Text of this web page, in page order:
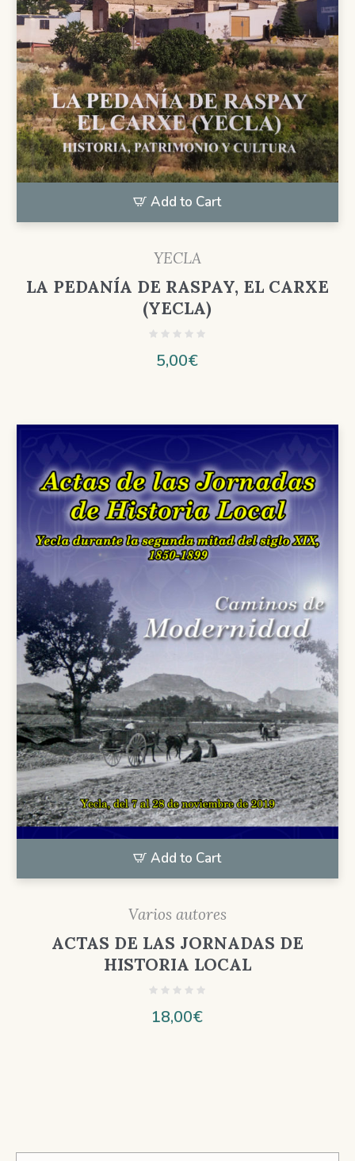
Add to Cart
YECLA
LA PEDANÍA DE RASPAY, EL CARXE
(YECLA)
5,00€
Add to Cart
Varios autores
ACTAS DE LAS JORNADAS DE
HISTORIA LOCAL
18,00€